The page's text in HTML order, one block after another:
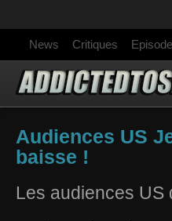
News Critiques
Audiences US
baisse !
Les audiences US